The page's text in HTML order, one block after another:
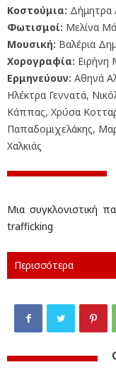
Κοστούμια: Δήμητρα
Φωτισμοί: Μελίνα
Μουσική: Βαλέρια
Χορογραφία: Ειρήνη
Ερμηνεύουν: Αθηνά
Ηλέκτρα Γεννατά,
Κάππας, Χρύσα
Παπαδομιχελάκης,
Χαλκιάς
Μια συγκλονιστική
trafficking
Περισσότερα